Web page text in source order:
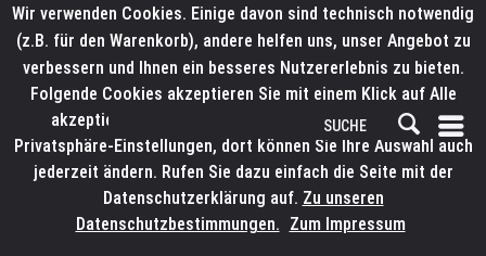
ÜBERSICHT ERSATZTEILE
Wir verwenden Cookies. Einige davon sind technisch notwendig
(z.B. für den Warenkorb), andere helfen uns, unser Angebot zu
verbessern und Ihnen ein besseres Nutzererlebnis zu bieten.
Folgende Cookies akzeptieren Sie mit einem Klick auf Alle
akzeptieren. Weitere Informationen finden Sie in den
Privatsphäre-Einstellungen, dort können Sie Ihre Auswahl auch
jederzeit ändern. Rufen Sie dazu einfach die Seite mit der
Datenschutzerklärung auf. Zu unseren
Datenschutzbestimmungen. Zum Impressum